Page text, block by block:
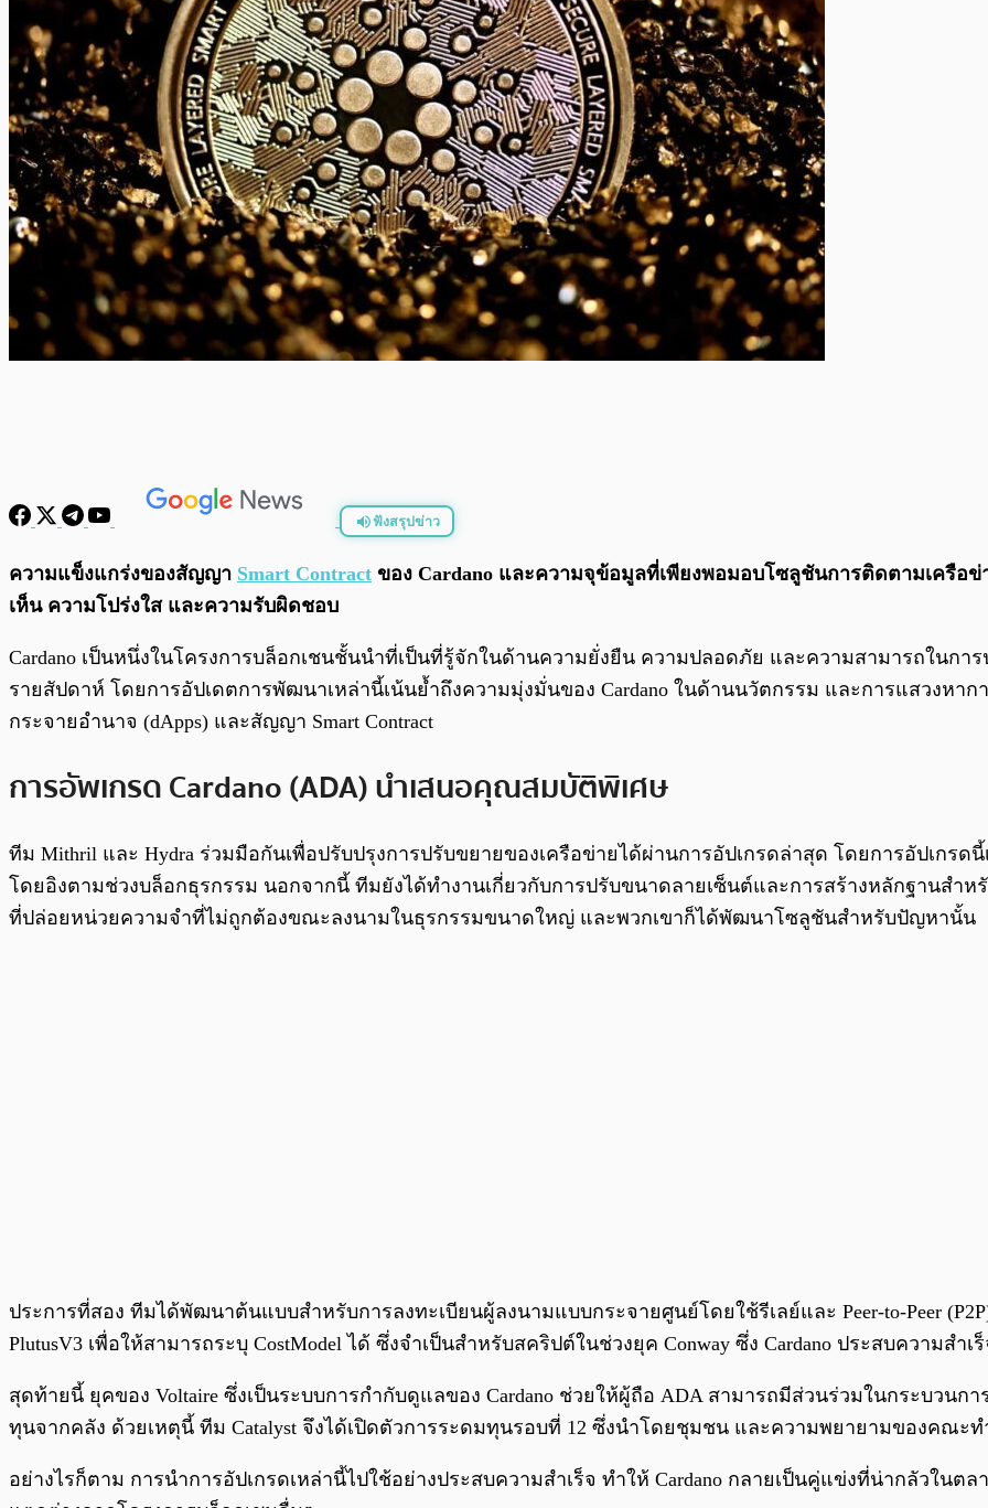
ฟังสรุปข่าว
พร้อมเล่น
ความแข็งแกร่งของสัญญา Smart Contract ของ Cardano และความจุข้อมูลที่เพียงพอมอบโซลูชันการติดตามเครือ
เห็น ความโปร่งใส และความรับผิดชอบ
Cardano เป็นหนึ่งในโครงการบล็อกเชนชั้นนำที่เป็นที่รู้จักในด้านความยั่งยืน ความปลอดภัย และความสามารถในกา
รายสัปดาห์ โดยการอัปเดตการพัฒนาเหล่านี้เน้นย้ำถึงความมุ่งมั่นของ Cardano ในด้านนวัตกรรม และการแสวงห
กระจายอำนาจ (dApps) และสัญญา Smart Contract
การอัพเกรด Cardano (ADA) นำเสนอคุณสมบัติพิเศษ
ทีม Mithril และ Hydra ร่วมมือกันเพื่อปรับปรุงการปรับขยายของเครือข่ายได้ผ่านการอัปเกรดล่าสุด โดยการอัปเกรดนี้
โดยอิงตามช่วงบล็อกธุรกรรม นอกจากนี้ ทีมยังได้ทำงานเกี่ยวกับการปรับขนาดลายเซ็นต์และการสร้างหลักฐานสำ
ที่ปล่อยหน่วยความจำที่ไม่ถูกต้องขณะลงนามในธุรกรรมขนาดใหญ่ และพวกเขาก็ได้พัฒนาโซลูชันสำหรับปัญหานั้น
ประการที่สอง ทีมได้พัฒนาต้นแบบสำหรับการลงทะเบียนผู้ลงนามแบบกระจายศูนย์โดยใช้รีเลย์และ Peer-to-Peer
PlutusV3 เพื่อให้สามารถระบุ CostModel ได้ ซึ่งจำเป็นสำหรับสคริปต์ในช่วงยุค Conway ซึ่ง Cardano ประสบความส
สุดท้ายนี้ ยุคของ Voltaire ซึ่งเป็นระบบการกำกับดูแลของ Cardano ช่วยให้ผู้ถือ ADA สามารถมีส่วนร่วมในกระบวนก
ทุนจากคลัง ด้วยเหตุนี้ ทีม Catalyst จึงได้เปิดตัวการระดมทุนรอบที่ 12 ซึ่งนำโดยชุมชน และความพยายามของคณะท
อย่างไรก็ตาม การนำการอัปเกรดเหล่านี้ไปใช้อย่างประสบความสำเร็จ ทำให้ Cardano กลายเป็นคู่แข่งที่น่ากลัวใ